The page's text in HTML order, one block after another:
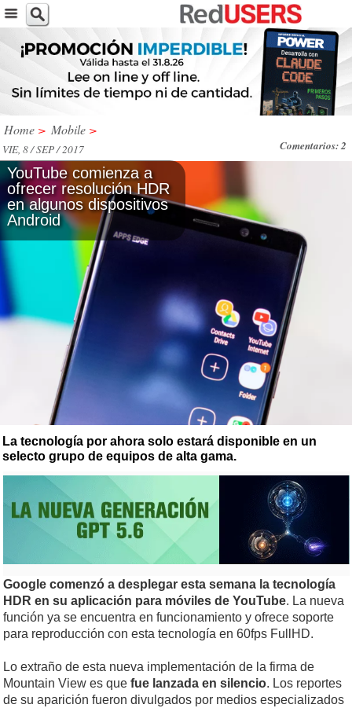
Home > Mobile >
Comentarios: 2
VIE, 8 / SEP / 2017
YouTube comienza a
ofrecer resolución HDR
en algunos dispositivos
Android
La tecnología por ahora solo estará disponible en un
selecto grupo de equipos de alta gama.
Google comenzó a desplegar esta semana la tecnología
HDR en su aplicación para móviles de YouTube. La nueva
función ya se encuentra en funcionamiento y ofrece soporte
para reproducción con esta tecnología en 60fps FullHD.
Lo extraño de esta nueva implementación de la firma de
Mountain View es que fue lanzada en silencio. Los reportes
de su aparición fueron divulgados por medios especializados